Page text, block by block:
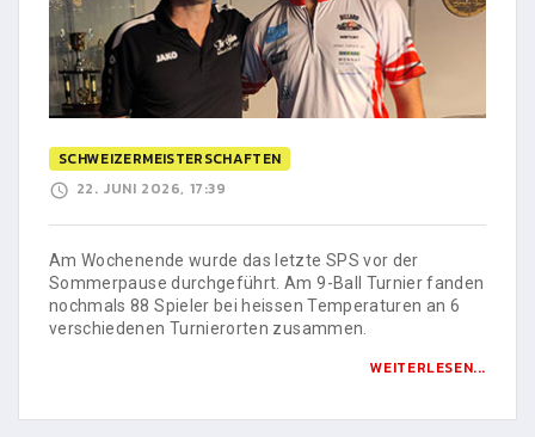
SCHWEIZERMEISTERSCHAFTEN
22. JUNI 2026, 17:39
Am Wochenende wurde das letzte SPS vor der
Sommerpause durchgeführt. Am 9-Ball Turnier fanden
nochmals 88 Spieler bei heissen Temperaturen an 6
verschiedenen Turnierorten zusammen.
WEITERLESEN...